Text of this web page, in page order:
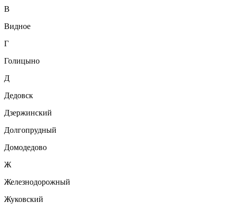
В
Видное
Г
Голицыно
Д
Дедовск
Дзержинский
Долгопрудный
Домодедово
Ж
Железнодорожный
Жуковский